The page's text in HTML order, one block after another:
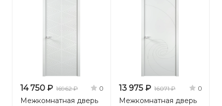
14 750 ₽ 16962 ₽ 0
Межкомнатная дверь
13 975 ₽ 16071 ₽ 0
Межкомнатная дверь